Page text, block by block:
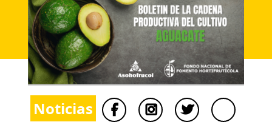
Noticias